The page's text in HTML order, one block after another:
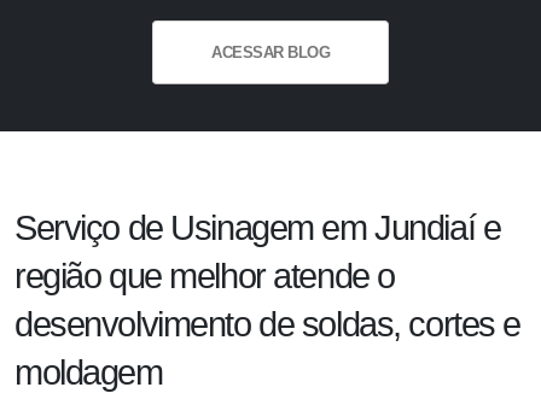
ACESSAR BLOG
Serviço de Usinagem em Jundiaí e
região que melhor atende o
desenvolvimento de soldas, cortes e
moldagem